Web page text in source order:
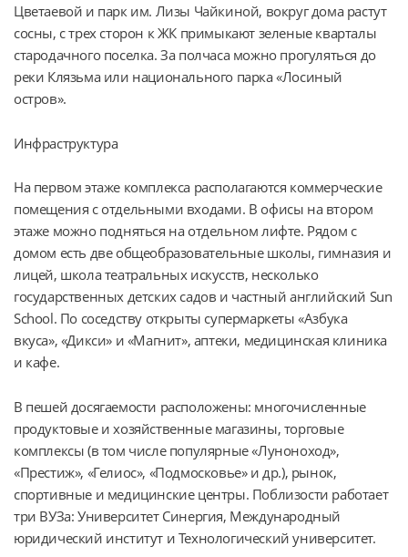
Цветаевой и парк им. Лизы Чайкиной, вокруг дома растут
сосны, с трех сторон к ЖК примыкают зеленые кварталы
стародачного поселка. За полчаса можно прогуляться до
реки Клязьма или национального парка «Лосиный
остров».
Инфраструктура
На первом этаже комплекса располагаются коммерческие
помещения с отдельными входами. В офисы на втором
этаже можно подняться на отдельном лифте. Рядом с
домом есть две общеобразовательные школы, гимназия и
лицей, школа театральных искусств, несколько
государственных детских садов и частный английский Sun
School. По соседству открыты супермаркеты «Азбука
вкуса», «Дикси» и «Магнит», аптеки, медицинская клиника
и кафе.
В пешей досягаемости расположены: многочисленные
продуктовые и хозяйственные магазины, торговые
комплексы (в том числе популярные «Луноноход»,
«Престиж», «Гелиос», «Подмосковье» и др.), рынок,
спортивные и медицинские центры. Поблизости работает
три ВУЗа: Университет Синергия, Международный
юридический институт и Технологический университет.